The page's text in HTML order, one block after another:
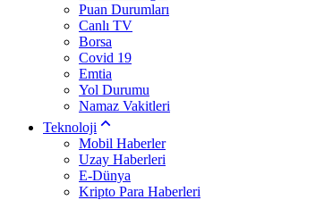
Puan Durumları
Canlı TV
Borsa
Covid 19
Emtia
Yol Durumu
Namaz Vakitleri
Teknoloji
Mobil Haberler
Uzay Haberleri
E-Dünya
Kripto Para Haberleri